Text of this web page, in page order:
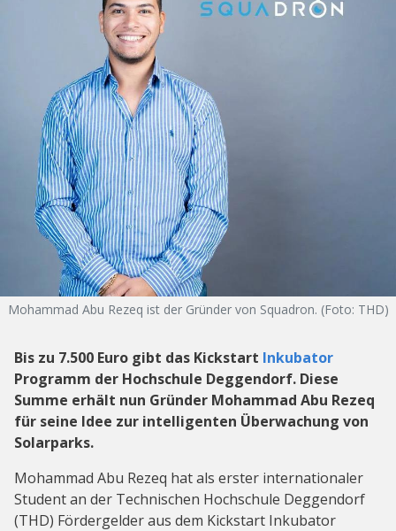
Mohammad Abu Rezeq ist der Gründer von Squadron. (Foto: THD)
Bis zu 7.500 Euro gibt das Kickstart Inkubator
Programm der Hochschule Deggendorf. Diese
Summe erhält nun Gründer Mohammad Abu Rezeq
für seine Idee zur intelligenten Überwachung von
Solarparks.
Mohammad Abu Rezeq hat als erster internationaler
Student an der Technischen Hochschule Deggendorf
(THD) Fördergelder aus dem Kickstart Inkubator